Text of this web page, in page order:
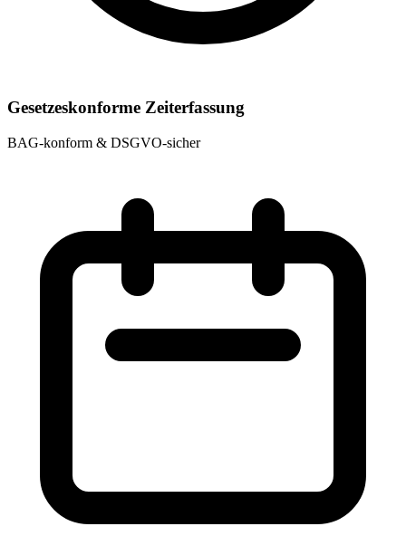
Gesetzeskonforme Zeiterfassung
BAG-konform & DSGVO-sicher